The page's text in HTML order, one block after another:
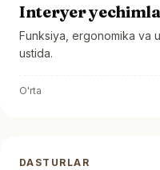
Interyer
Funksiya, ergonomika va
ustida.
O'rta
DASTURLAR